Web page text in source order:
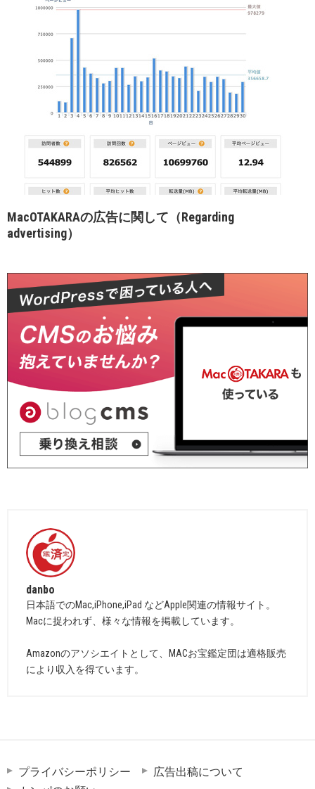
MacOTAKARAの広告に関して（Regarding
advertising）
danbo
日本語でのMac,iPhone,iPad などApple関連の情報サイト。
Macに捉われず、様々な情報を掲載しています。
Amazonのアソシエイトとして、MACお宝鑑定団は適格販売
により収入を得ています。
プライバシーポリシー
広告出稿について